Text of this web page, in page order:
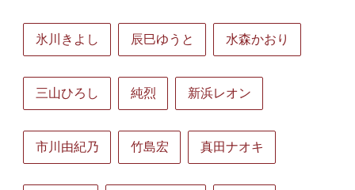
氷川きよし 辰巳ゆうと 水森かおり
三山ひろし 純烈 新浜レオン
市川由紀乃 竹島宏 真田ナオキ